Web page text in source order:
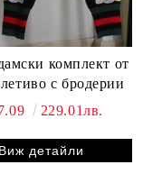
комплект от
с бродерии
229.01лв.
Виж детайли